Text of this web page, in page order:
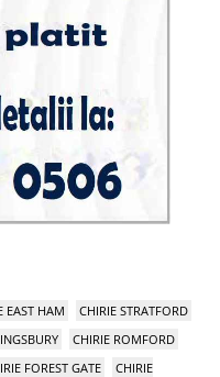
EAST HAM
CHIRIE STRATFORD
CHIRIE ROMFORD
FOREST GATE
CHIRIE